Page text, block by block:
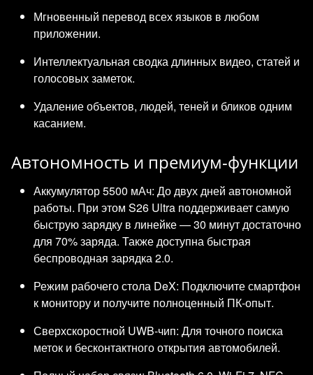
Мгновенный перевод всех языков в любом
приложении.
Интеллектуальная сводка длинных видео, статей и
голосовых заметок.
Удаление объектов, людей, теней и бликов одним
касанием.
Автономность и премиум-функции
Аккумулятор 5500 мАч: До двух дней автономной
работы. При этом S26 Ultra поддерживает самую
быструю зарядку в линейке — 30 минут достаточно
для 70% заряда. Также доступна быстрая
беспроводная зарядка 2.0.
Режим рабочего стола DeX: Подключите смартфон
к монитору и получите полноценный ПК-опыт.
Сверхскоростной UWB-чип: Для точного поиска
меток и бесконтактного открытия автомобилей.